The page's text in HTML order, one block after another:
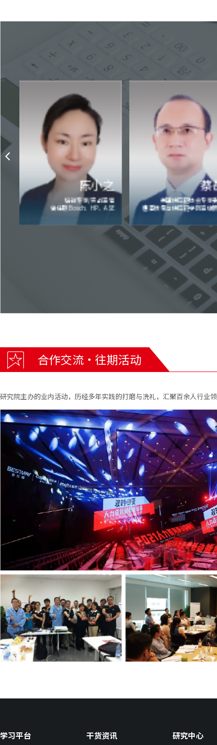
蔡岳
美国供应链协会专家委员
惠普质量与供应链学院高级顾问
杨凌
原雀巢(中国)、
国)财务
合作交流·往期活动
研究院主办的业内活动，历经多年实践的打磨与洗礼，汇聚百余人行业
学习平台 干货资讯 研究中心